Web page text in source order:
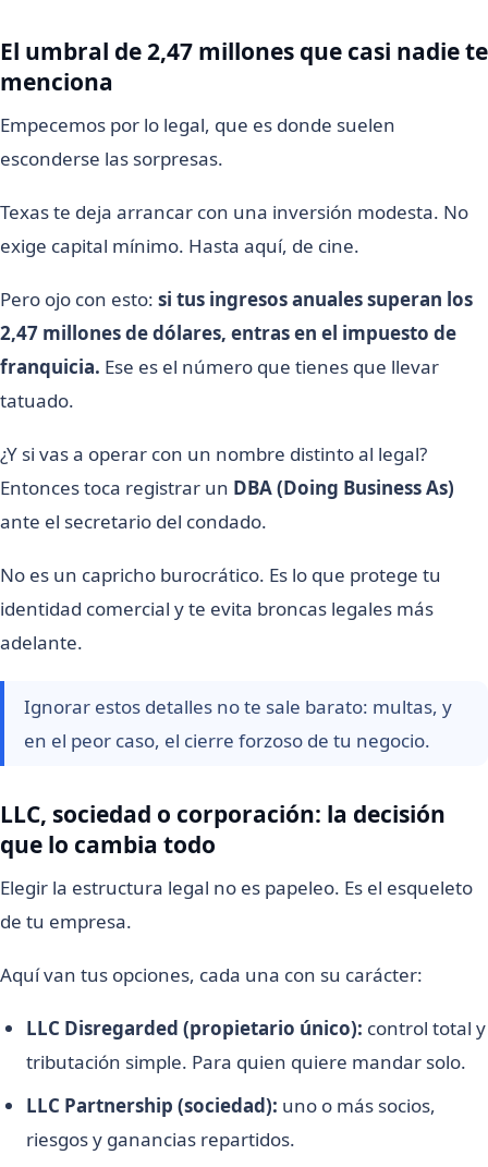
El umbral de 2,47 millones que casi nadie te
menciona
Empecemos por lo legal, que es donde suelen
esconderse las sorpresas.
Texas te deja arrancar con una inversión modesta. No
exige capital mínimo. Hasta aquí, de cine.
Pero ojo con esto: si tus ingresos anuales superan los
2,47 millones de dólares, entras en el impuesto de
franquicia. Ese es el número que tienes que llevar
tatuado.
¿Y si vas a operar con un nombre distinto al legal?
Entonces toca registrar un DBA (Doing Business As)
ante el secretario del condado.
No es un capricho burocrático. Es lo que protege tu
identidad comercial y te evita broncas legales más
adelante.
Ignorar estos detalles no te sale barato: multas, y
en el peor caso, el cierre forzoso de tu negocio.
LLC, sociedad o corporación: la decisión
que lo cambia todo
Elegir la estructura legal no es papeleo. Es el esqueleto
de tu empresa.
Aquí van tus opciones, cada una con su carácter:
LLC Disregarded (propietario único): control total y
tributación simple. Para quien quiere mandar solo.
LLC Partnership (sociedad): uno o más socios,
riesgos y ganancias repartidos.